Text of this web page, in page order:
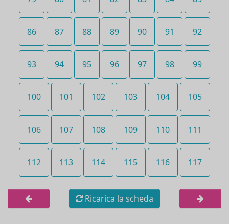
86 87 88 89 90 91 92
93 94 95 96 97 98 99
100 101 102 103 104 105
106 107 108 109 110 111
112 113 114 115 116 117
Ricarica la scheda